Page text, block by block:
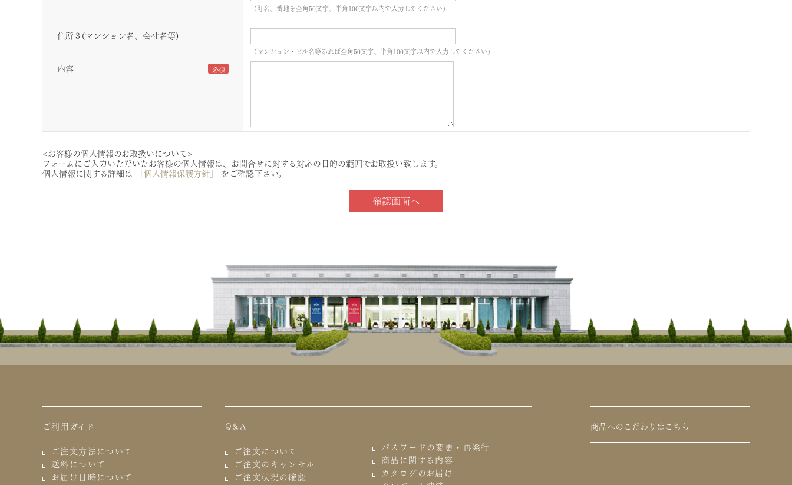
（町名、番地を全角50文字、半角100文字以内で入力してください）
住所３(マンション名、会社名等)
（マンション・ビル名等あれば全角50文字、半角100文字以内で入力してください）
内容
<お客様の個人情報のお取扱いについて>
フォームにご入力いただいたお客様の個人情報は、お問合せに対する対応の目的の範囲でお取扱い致します。
個人情報に関する詳細は 「個人情報保護方針」 をご確認下さい。
ご利用ガイド
ご注文方法について
送料について
お届け日時について
Q&A
ご注文について
ご注文のキャンセル
ご注文状況の確認
パスワードの変更・再発行
商品に関する内容
カタログのお届け
商品へのこだわりはこちら